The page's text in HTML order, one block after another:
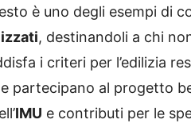
è uno degli esempi di
, destinandoli a chi
i criteri per l’edilizia
partecipano al progetto
IMU e contributi per le